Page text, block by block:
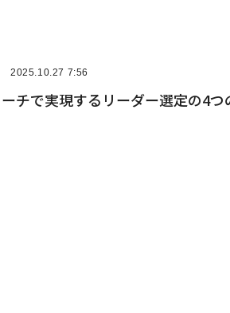
2025.10.27 7:56
チで実現するリーダー選定の4つ